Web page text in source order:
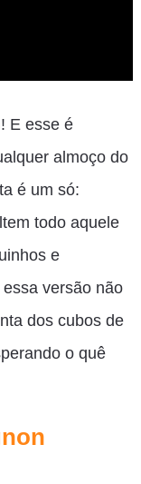
E esse é
almoço do
é um só:
todo aquele
e
versão não
dos cubos de
o quê